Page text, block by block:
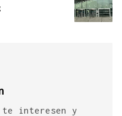
te interesen y